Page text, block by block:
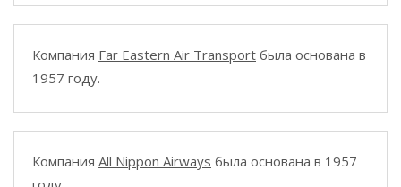
Компания Far Eastern Air Transport была основана в
1957 году.
Компания All Nippon Airways была основана в 1957